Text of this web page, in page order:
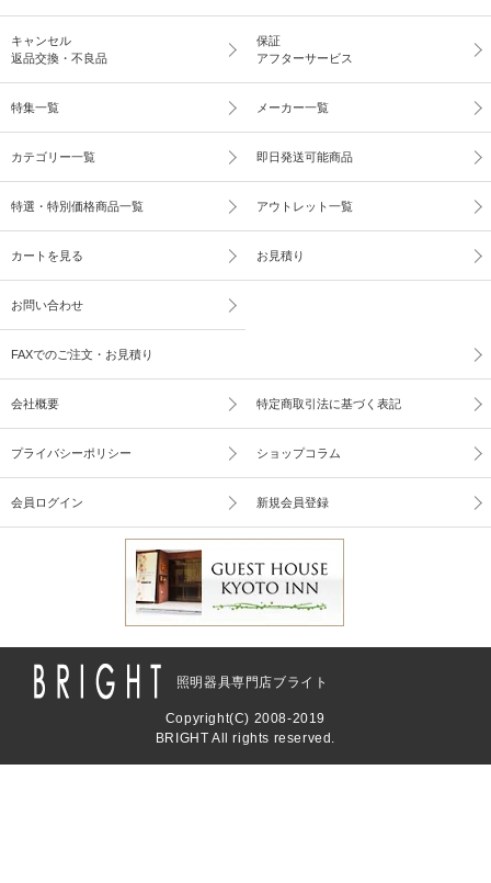
キャンセル
返品交換・不良品
保証
アフターサービス
特集一覧 メーカー一覧
カテゴリー一覧 即日発送可能商品
特選・特別価格商品一覧 アウトレット一覧
カートを見る お見積り
お問い合わせ
FAXでのご注文・お見積り
会社概要 特定商取引法に基づく表記
プライバシーポリシー ショップコラム
会員ログイン 新規会員登録
照明器具専門店ブライト
Copyright(C) 2008-2019
BRIGHT All rights reserved.